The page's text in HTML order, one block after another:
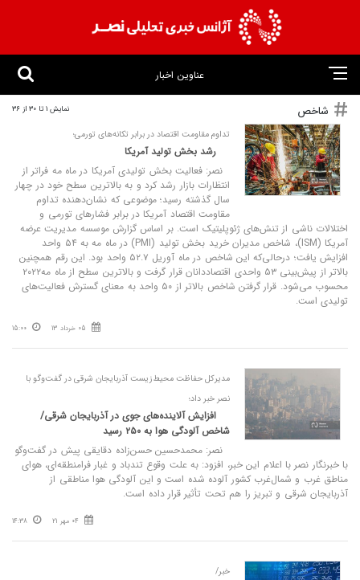
عناوین اخبار
شاخص نمایش 1 تا 30 از 36
تداوم مقاومت اقتصاد در برابر تکانه‌های تورمی؛
رشد بخش تولید آمریکا
نصر: فعالیت بخش تولیدی آمریکا در ماه مه فراتر از
انتظارات بازار رشد کرد و به بالاترین سطح خود در چهار
سال گذشته رسید؛ موضوعی که نشان‌دهنده تداوم
مقاومت اقتصاد آمریکا در برابر فشارهای تورمی و
اختلالات ناشی از تنش‌های ژئوپلیتیک است. بر اساس گزارش موسسه مدیریت عرضه
آمریکا (ISM)، شاخص مدیران خرید بخش تولید (PMI) در ماه مه به ۵۴ واحد
افزایش یافت؛ درحالی‌که این شاخص در ماه آوریل ۵۲.۷ واحد بود. این رقم همچنین
بالاتر از پیش‌بینی ۵۳ واحدی اقتصاددانان قرار گرفت و بالاترین سطح از ماه مه۲۰۲۲
محسوب می‌شود. قرار گرفتن شاخص بالاتر از ۵۰ واحد به معنای گسترش فعالیت‌های
تولیدی است.
05 خرداد 13 15:00
مدیرکل حفاظت محیط‌زیست آذربایجان شرقی در گفت‌وگو با
نصر خبر داد؛
افزایش آلاینده‌های جوی در آذربایجان شرقی/
شاخص آلودگی هوا به ۲۵۰ رسید
نصر: محمدحسین حسن‌زاده دقایقی پیش در گفت‌وگو
با خبرنگار نصر با اعلام این خبر، افزود: به علت وقوع تندباد و غبار فرامنطقه‌ای، هوای
مناطق غرب و شمال‌غرب کشور آلوده شده است و این آلودگی هوا مناطقی از
آذربایجان شرقی و تبریز را هم تحت تأثیر قرار داده است.
04 مهر 21 14:38
خبر/